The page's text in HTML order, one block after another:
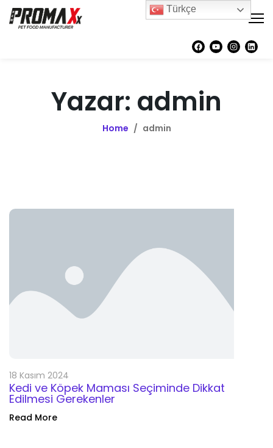
Yazar: admin
Home / admin
18 Kasım 2024
Kedi ve Köpek Maması Seçiminde Dikkat
Edilmesi Gerekenler
Read More
Türkçe